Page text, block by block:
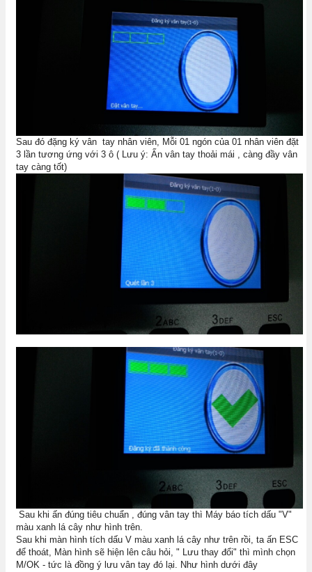
Sau đó đặng ký vân tay nhân viên, Mỗi 01 ngón của 01 nhân viên đặt
3 lần tương ứng với 3 ô ( Lưu ý: Ấn vân tay thoải mái , càng đầy vân
tay càng tốt)
Sau khi ấn đúng tiêu chuẩn , đúng vân tay thì Máy báo tích dấu "V"
màu xanh lá cây như hình trên.
Sau khi màn hình tích dấu V màu xanh lá cây như trên rồi, ta ấn ESC
để thoát, Màn hình sẽ hiện lên câu hỏi, " Lưu thay đổi" thì mình chọn
M/OK - tức là đồng ý lưu vân tay đó lại. Như hình dưới đây